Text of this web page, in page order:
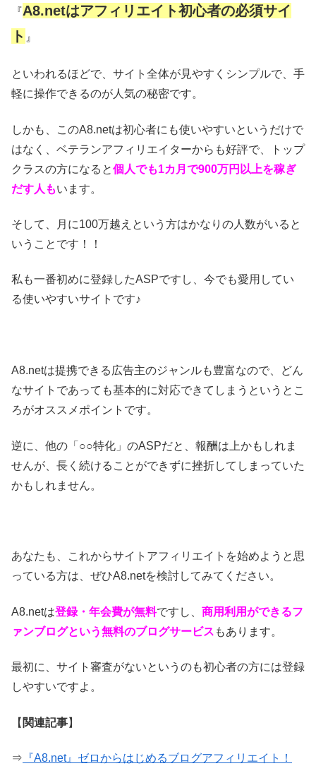
『A8.netはアフィリエイト初心者の必須サイ
ト 』
といわれるほどで、サイト全体が見やすくシンプルで、手
軽に操作できるのが人気の秘密です。
しかも、このA8.netは初心者にも使いやすいというだけで
はなく、ベテランアフィリエイターからも好評で、トップ
クラスの方になると個人でも1カ月で900万円以上を稼ぎ
だす人もいます。
そして、月に100万越えという方はかなりの人数がいると
いうことです！！
私も一番初めに登録したASPですし、今でも愛用してい
る使いやすいサイトです♪
A8.netは提携できる広告主のジャンルも豊富なので、どん
なサイトであっても基本的に対応できてしまうというとこ
ろがオススメポイントです。
逆に、他の「○○特化」のASPだと、報酬は上かもしれま
せんが、長く続けることができずに挫折してしまっていた
かもしれません。
あなたも、これからサイトアフィリエイトを始めようと思
っている方は、ぜひA8.netを検討してみてください。
A8.netは登録・年会費が無料ですし、 商用利用ができるフ
ァンブログという無料のブログサービス もあります。
最初に、サイト審査がないというのも初心者の方には登録
しやすいですよ。
【 関連記事】
⇒ 『A8.net』ゼロからはじめるブログアフィリエイト！